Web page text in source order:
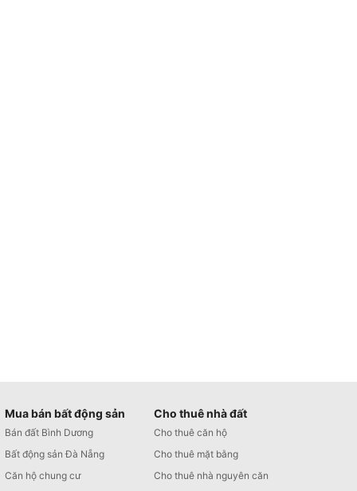
Mua bán bất động sản
Bán đất Bình Dương
Bất động sản Đà Nẵng
Căn hộ chung cư
Cho thuê nhà đất
Cho thuê căn hộ
Cho thuê mặt bằng
Cho thuê nhà nguyên căn